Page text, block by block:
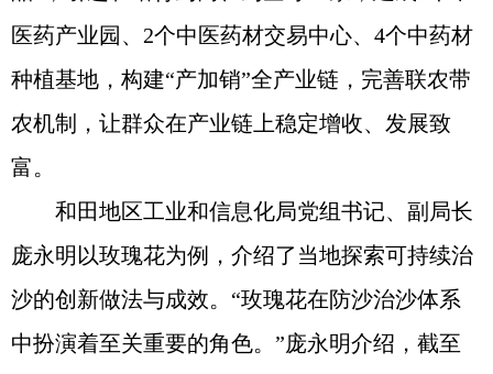
医药产业园、2个中医药材交易中心、4个中药材
种植基地，构建“产加销”全产业链，完善联农带
农机制，让群众在产业链上稳定增收、发展致
富。
和田地区工业和信息化局党组书记、副局长
庞永明以玫瑰花为例，介绍了当地探索可持续治
沙的创新做法与成效。“玫瑰花在防沙治沙体系
中扮演着至关重要的角色。”庞永明介绍，截至